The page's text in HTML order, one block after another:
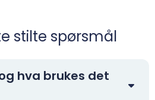
stilte spørsmål
hva brukes det